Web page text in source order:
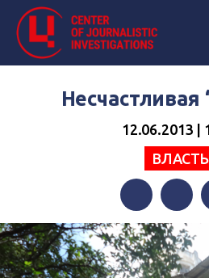
Несчастливая
12.06.2013 |
ВЛАСТЬ
FacebookTwitter